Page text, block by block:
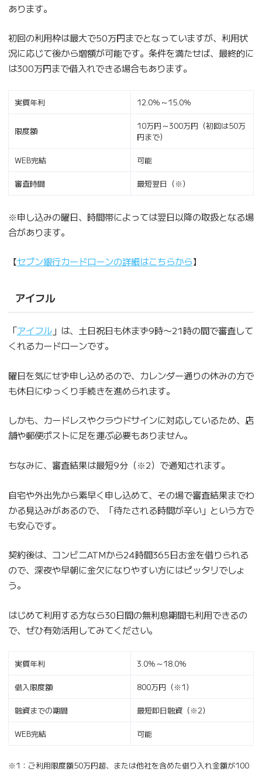
あります。
初回の利用枠は最大で50万円までとなっていますが、利用状
況に応じて後から増額が可能です。条件を満たせば、最終的に
は300万円まで借入れできる場合もあります。
実質年利 12.0％～15.0％
限度額
10万円～300万円（初回は50万
円まで）
WEB完結 可能
審査時間 最短翌日（※）
※申し込みの曜日、時間帯によっては翌日以降の取扱となる場
合があります。
【セブン銀行カードローンの詳細はこちらから】
アイフル
「アイフル」は、土日祝日も休まず9時〜21時の間で審査して
くれるカードローンです。
曜日を気にせず申し込めるので、カレンダー通りの休みの方で
も休日にゆっくり手続きを進められます。
しかも、カードレスやクラウドサインに対応しているため、店
舗や郵便ポストに足を運ぶ必要もありません。
ちなみに、審査結果は最短9分（※2）で通知されます。
自宅や外出先から素早く申し込めて、その場で審査結果までわ
かる見込みがあるので、「待たされる時間が辛い」という方で
も安心です。
契約後は、コンビニATMから24時間365日お金を借りられる
ので、深夜や早朝に金欠になりやすい方にはピッタリでしょ
う。
はじめて利用する方なら30日間の無利息期間も利用できるの
で、ぜひ有効活用してみてください。
実質年利 3.0％～18.0％
借入限度額 800万円（※1）
融資までの期間 最短即日融資（※2）
WEB完結 可能
※1：ご利用限度額50万円超、または他社を含めた借り入れ金額が100